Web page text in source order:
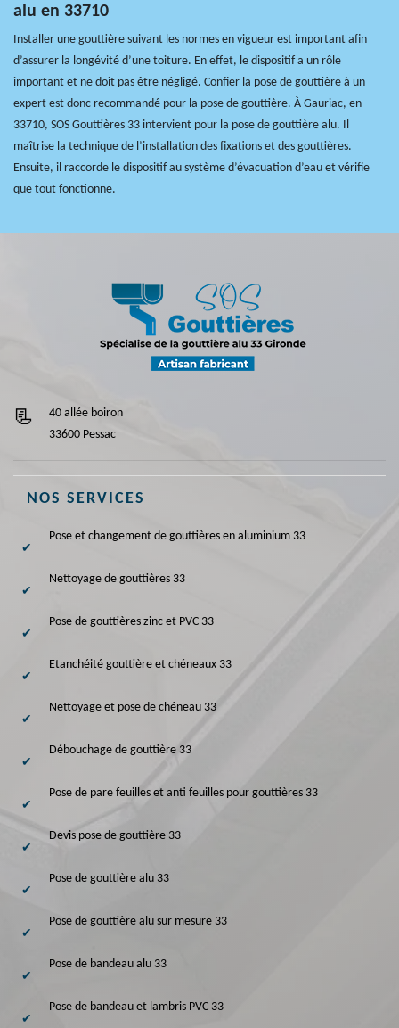
alu en 33710
Installer une gouttière suivant les normes en vigueur est important afin
d’assurer la longévité d’une toiture. En effet, le dispositif a un rôle
important et ne doit pas être négligé. Confier la pose de gouttière à un
expert est donc recommandé pour la pose de gouttière. À Gauriac, en
33710, SOS Gouttières 33 intervient pour la pose de gouttière alu. Il
maîtrise la technique de l’installation des fixations et des gouttières.
Ensuite, il raccorde le dispositif au système d’évacuation d’eau et vérifie
que tout fonctionne.
40 allée boiron
33600 Pessac
NOS SERVICES
Pose et changement de gouttières en aluminium 33
Nettoyage de gouttières 33
Pose de gouttières zinc et PVC 33
Etanchéité gouttière et chéneaux 33
Nettoyage et pose de chéneau 33
Débouchage de gouttière 33
Pose de pare feuilles et anti feuilles pour gouttières 33
Devis pose de gouttière 33
Pose de gouttière alu 33
Pose de gouttière alu sur mesure 33
Pose de bandeau alu 33
Pose de bandeau et lambris PVC 33